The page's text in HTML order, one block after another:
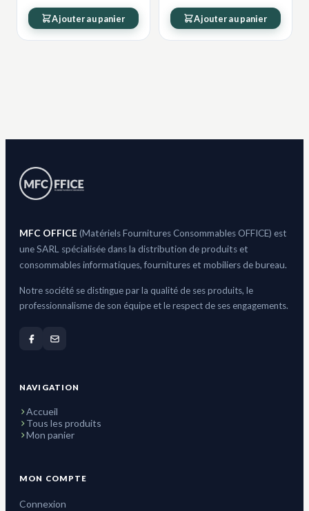
Ajouter au panier Ajouter au panier
MFC OFFICE (Matériels Fournitures Consommables OFFICE) est
une SARL spécialisée dans la distribution de produits et
consommables informatiques, fournitures et mobiliers de bureau.
Notre société se distingue par la qualité de ses produits, le
professionnalisme de son équipe et le respect de ses engagements.
NAVIGATION
Accueil
Tous les produits
Mon panier
MON COMPTE
Connexion